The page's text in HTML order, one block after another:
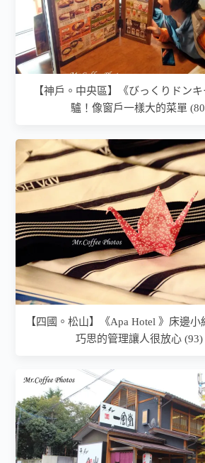
【神戶。中央區】《びっくりドン
驢！像窗戶一樣大的菜單
【四國。松山】《Apa Hotel 》床邊小
巧思的管理讓人很放心 (93)